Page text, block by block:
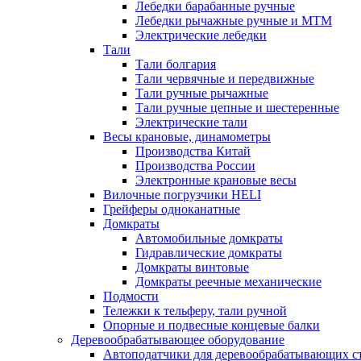
Лебедки барабанные ручные
Лебедки рычажные ручные и МТМ
Электрические лебедки
Тали
Тали болгария
Тали червячные и передвижные
Тали ручные рычажные
Тали ручные цепные и шестеренные
Электрические тали
Весы крановые, динамометры
Производства Китай
Производства России
Электронные крановые весы
Вилочные погрузчики HELI
Грейферы одноканатные
Домкраты
Автомобильные домкраты
Гидравлические домкраты
Домкраты винтовые
Домкраты реечные механические
Подмости
Тележки к тельферу, тали ручной
Опорные и подвесные концевые балки
Деревообрабатывающее оборудование
Автоподатчики для деревообрабатывающих